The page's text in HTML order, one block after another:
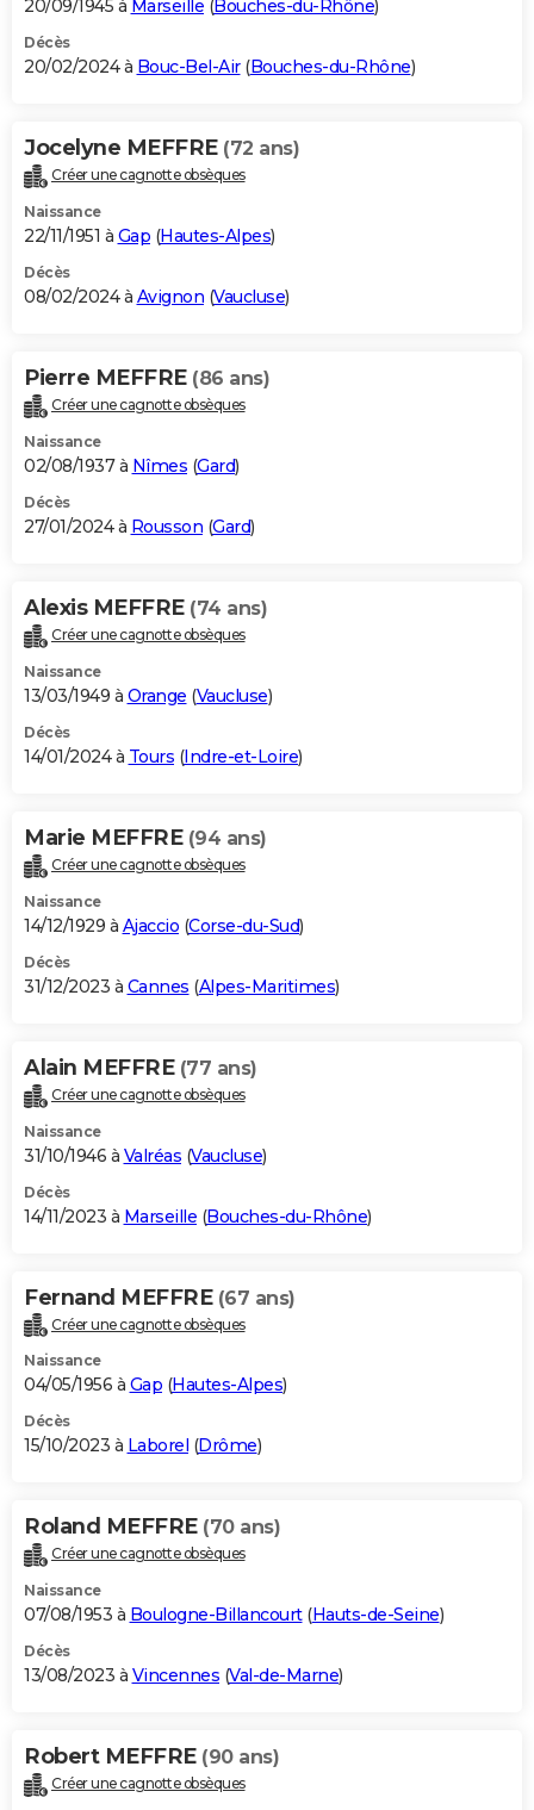
20/09/1945 à Marseille (Bouches-du-Rhône)
Décès
20/02/2024 à Bouc-Bel-Air(Bouches-du-Rhône)
Jocelyne MEFFRE (72 ans)
Créer une cagnotte obsèques
Naissance
22/11/1951 à Gap (Hautes-Alpes)
Décès
08/02/2024 à Avignon (Vaucluse)
Pierre MEFFRE (86 ans)
Créer une cagnotte obsèques
Naissance
02/08/1937 à Nîmes (Gard)
Décès
27/01/2024 à Rousson (Gard)
Alexis MEFFRE (74 ans)
Créer une cagnotte obsèques
Naissance
13/03/1949 à Orange (Vaucluse)
Décès
14/01/2024 à Tours (Indre-et-Loire)
Marie MEFFRE (94 ans)
Créer une cagnotte obsèques
Naissance
14/12/1929 à Ajaccio (Corse-du-Sud)
Décès
31/12/2023 à Cannes (Alpes-Maritimes)
Alain MEFFRE (77 ans)
Créer une cagnotte obsèques
Naissance
31/10/1946 à Valréas (Vaucluse)
Décès
14/11/2023 à Marseille (Bouches-du-Rhône)
Fernand MEFFRE (67 ans)
Créer une cagnotte obsèques
Naissance
04/05/1956 à Gap (Hautes-Alpes)
Décès
15/10/2023 à Laborel (Drôme)
Roland MEFFRE (70 ans)
Créer une cagnotte obsèques
Naissance
07/08/1953 à Boulogne-Billancourt(Hauts-de-Seine)
Décès
13/08/2023 à Vincennes (Val-de-Marne)
Robert MEFFRE (90 ans)
Créer une cagnotte obsèques